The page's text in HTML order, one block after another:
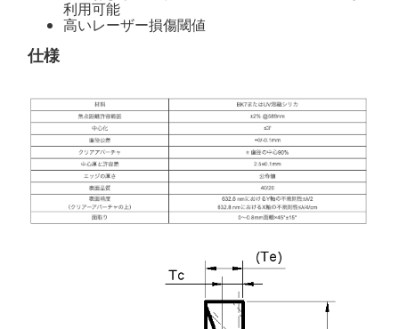
利用可能
高いレーザー損傷閾値
仕様